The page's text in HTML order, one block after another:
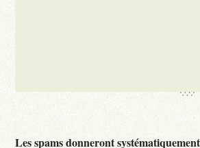
Les spams donneront